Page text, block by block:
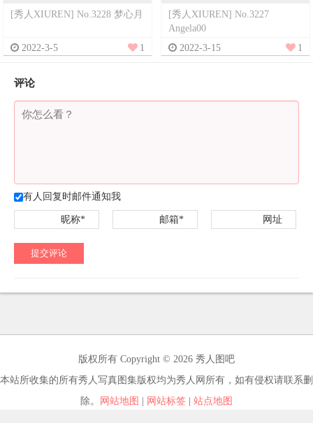
[秀人XIUREN] No.3228 梦心月
2022-3-5 1
[秀人XIUREN] No.3227
Angela00
2022-3-15
1
评论
有人回复时邮件通知我
昵称* 邮箱* 网址
提交评论
版权所有 Copyright © 2026 秀人图吧
本站所收集的所有秀人写真图集版权均为秀人网所有，如有侵权请联系删
除。
网站地图 网站标签 站点地图